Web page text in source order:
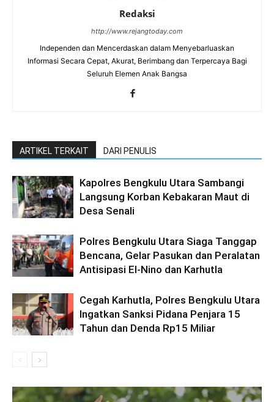
Redaksi
http://www.rejangtoday.com
Independen dan Mencerdaskan dalam Menyebarluaskan
Informasi Secara Cepat, Akurat, Berimbang dan Terpercaya Bagi
Seluruh Elemen Anak Bangsa
ARTIKEL TERKAIT DARI PENULIS
Kapolres Bengkulu Utara Sambangi
Langsung Korban Kebakaran Maut di
Desa Senali
Polres Bengkulu Utara Siaga Tanggap
Bencana, Gelar Pasukan dan Peralatan
Antisipasi El-Nino dan Karhutla
Cegah Karhutla, Polres Bengkulu Utara
Ingatkan Sanksi Pidana Penjara 15
Tahun dan Denda Rp15 Miliar